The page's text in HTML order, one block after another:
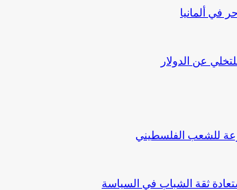
عن الدولار
للشعب الفلسطيني
ثقة الشباب في السياسة